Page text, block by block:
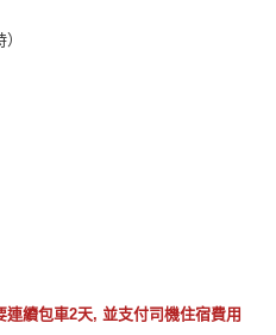
續包車2天, 並支付司機住宿費用